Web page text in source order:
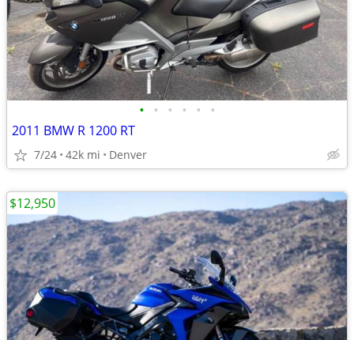
• • • • • •
2011 BMW R 1200 RT
7/24 42k mi Denver
$12,950